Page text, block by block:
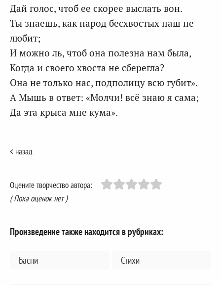
Дай голос, чтоб ее скорее выслать вон.
Ты знаешь, как народ бесхвостых наш не
любит;
И можно ль, чтоб она полезна нам была,
Когда и своего хвоста не сберегла?
Она не только нас, подполицу всю губит».
А Мышь в ответ: «Молчи! всё знаю я сама;
Да эта крыса мне кума».
< назад
Оцените творчество автора:
( Пока оценок нет )
Произведение также находится в рубриках:
Басни Стихи